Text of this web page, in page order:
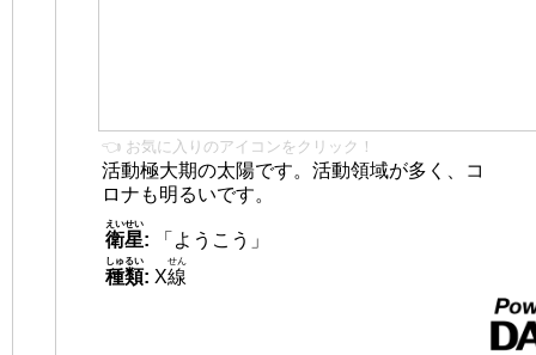
👈 お気に入りのアイコンをクリック！
活動極大期の太陽です。活動領域が多く、コ
ロナも明るいです。
衛星
えいせい
:
「ようこう」
種類
しゅるい
: X線
せん